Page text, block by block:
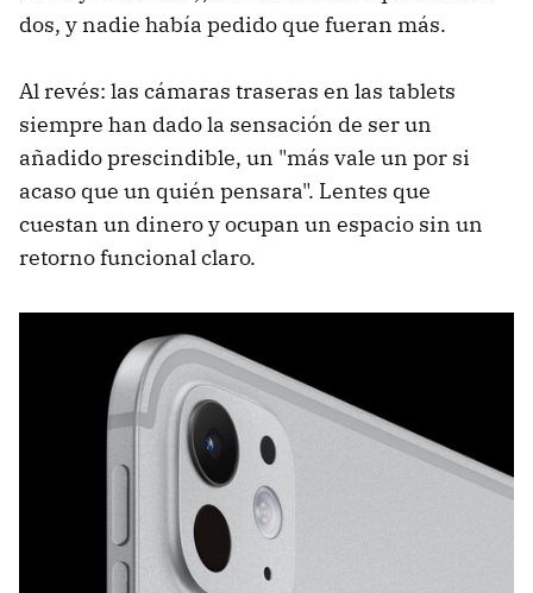
dos, y nadie había pedido que fueran más.
Al revés: las cámaras traseras en las tablets
siempre han dado la sensación de ser un
añadido prescindible, un "más vale un por si
acaso que un quién pensara". Lentes que
cuestan un dinero y ocupan un espacio sin un
retorno funcional claro.